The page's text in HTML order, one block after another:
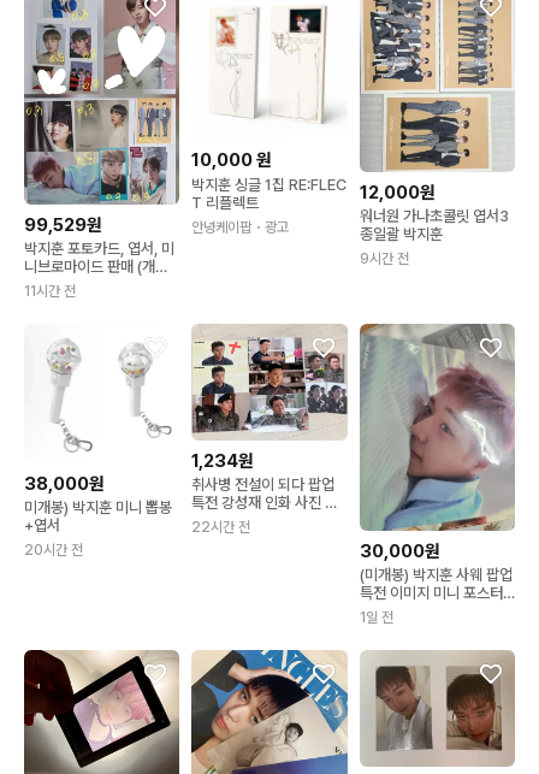
99,529원
박지훈 포토카드, 엽서, 미
니브로마이드 판매 (개별
가격)
11시간 전
10,000원
박지훈 싱글 1집 RE:FLEC
T 리플렉트
안녕케이팝 ・광고
12,000원
워너원 가나초콜릿 엽서3
종일괄 박지훈
9시간 전
38,000원
미개봉) 박지훈 미니 뽑봉
+엽서
20시간 전
1,234원
취사병 전설이 되다 팝업
특전 강성재 인화 사진 엽
서 박지훈 포카 교환
22시간 전
30,000원
(미개봉) 박지훈 사웨 팝업
특전 이미지 미니 포스터
엽서
1일 전